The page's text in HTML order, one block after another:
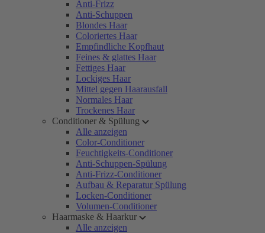
Anti-Frizz
Anti-Schuppen
Blondes Haar
Coloriertes Haar
Empfindliche Kopfhaut
Feines & glattes Haar
Fettiges Haar
Lockiges Haar
Mittel gegen Haarausfall
Normales Haar
Trockenes Haar
Conditioner & Spülung
Alle anzeigen
Color-Conditioner
Feuchtigkeits-Conditioner
Anti-Schuppen-Spülung
Anti-Frizz-Conditioner
Aufbau & Reparatur Spülung
Locken-Conditioner
Volumen-Conditioner
Haarmaske & Haarkur
Alle anzeigen